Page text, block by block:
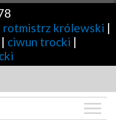
rotmistrz królewski |
| ciwun trocki |